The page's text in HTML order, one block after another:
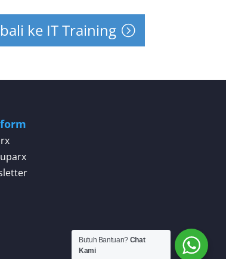
ke IT Training
Butuh Bantuan? Chat
Kami